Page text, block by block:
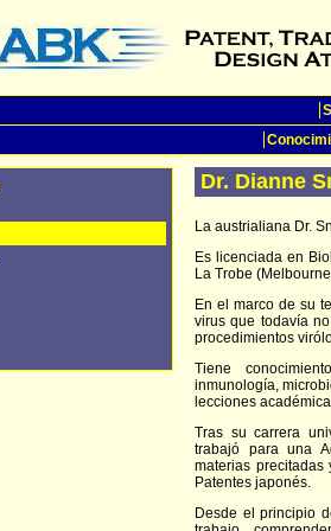
Dr. Dianne
La austrialiana Dr.
Es licenciada en
La Trobe
En el marco de su
virus que todavía
procedimientos
Tiene
inmunología,
lecciones
Tras su carrera
trabajó para una
materias
Patentes japonés.
Desde el principio